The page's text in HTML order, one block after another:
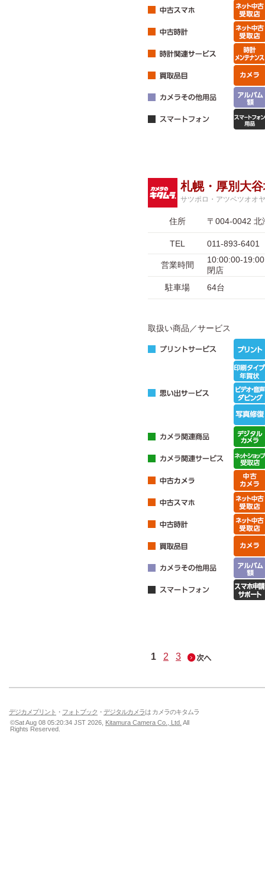
札幌・厚別大
サツポロ・アツベツオオ
住所 〒004-0042 北
TEL 011-893-6401
営業時間
10:00:00-
閉店
駐車場
64台
取扱い商品／サービス
1 2 3
デジカメプリント ・ フォトブック ・ デジタルカメラは カメラのキタムラ
©Sat Aug 08 05:20:34 JST 2026, Kitamura Camera Co., Ltd. All
Rights Reserved.